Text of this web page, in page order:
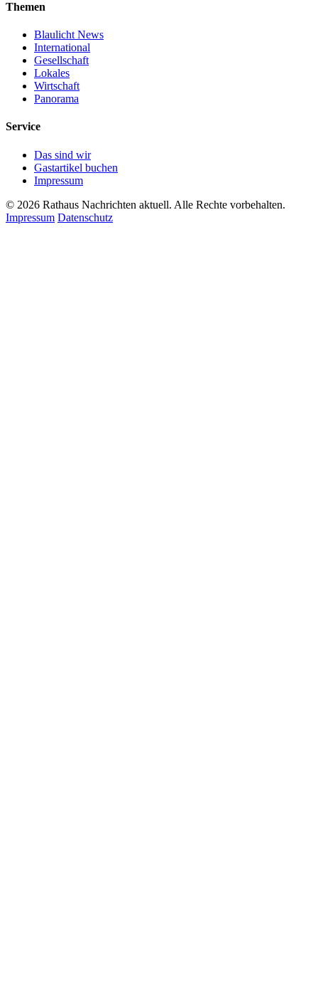
Themen
Blaulicht News
International
Gesellschaft
Lokales
Wirtschaft
Panorama
Service
Das sind wir
Gastartikel buchen
Impressum
© 2026 Rathaus Nachrichten aktuell. Alle Rechte vorbehalten.
Impressum Datenschutz